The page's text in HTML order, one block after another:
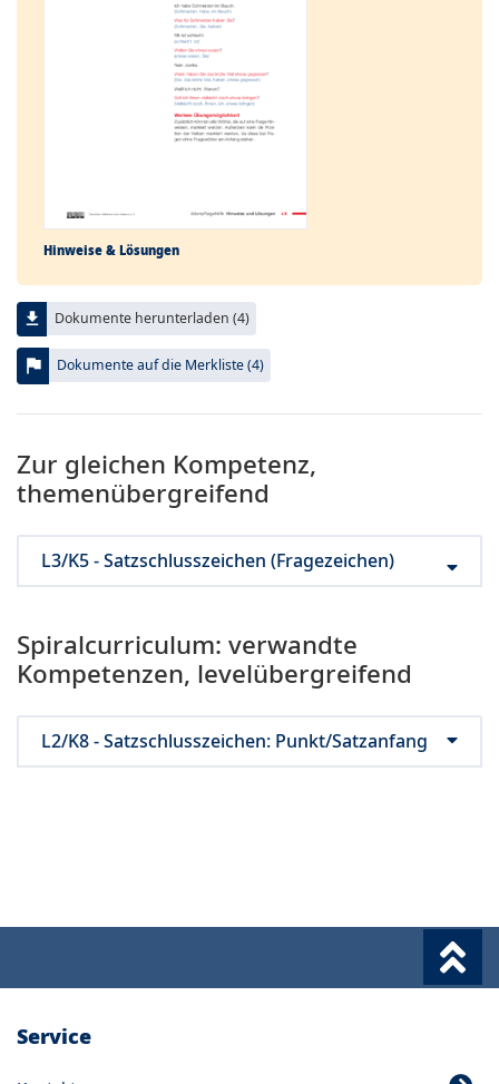
Hinweise & Lösungen
file_download Dokumente herunterladen (4)
flag Dokumente auf die Merkliste (4)
Zur gleichen Kompetenz,
themenübergreifend
L3/K5 - Satzschlusszeichen (Fragezeichen)
Spiralcurriculum: verwandte
Kompetenzen, levelübergreifend
L2/K8 - Satzschlusszeichen: Punkt/Satzanfang
Service